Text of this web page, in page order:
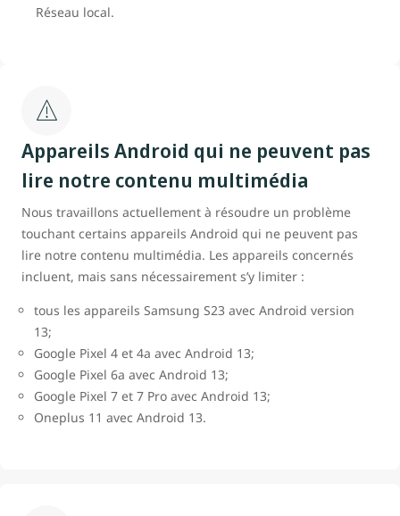
Réseau local.
Appareils Android qui ne peuvent pas
lire notre contenu multimédia
Nous travaillons actuellement à résoudre un problème
touchant certains appareils Android qui ne peuvent pas
lire notre contenu multimédia. Les appareils concernés
incluent, mais sans nécessairement s’y limiter :
tous les appareils Samsung S23 avec Android version
13;
Google Pixel 4 et 4a avec Android 13;
Google Pixel 6a avec Android 13;
Google Pixel 7 et 7 Pro avec Android 13;
Oneplus 11 avec Android 13.